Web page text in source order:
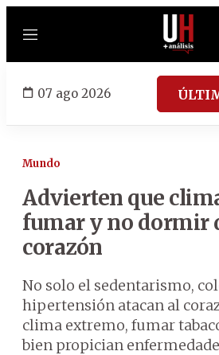
Menú
07 ago 2026
Mundo
Advierten que
fumar y no dormir
corazón
No solo el sedentarismo,
hipertensión atacan al
clima extremo, fumar
bien propician